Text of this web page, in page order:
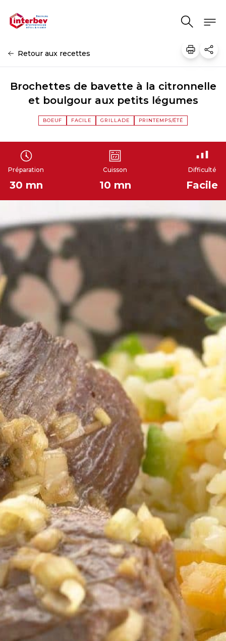
Retour aux recettes
Brochettes de bavette à la citronnelle
et boulgour aux petits légumes
BOEUF FACILE GRILLADE PRINTEMPS/ÉTÉ
Préparation
30 mn
Cuisson
10 mn
Difficulté
Facile